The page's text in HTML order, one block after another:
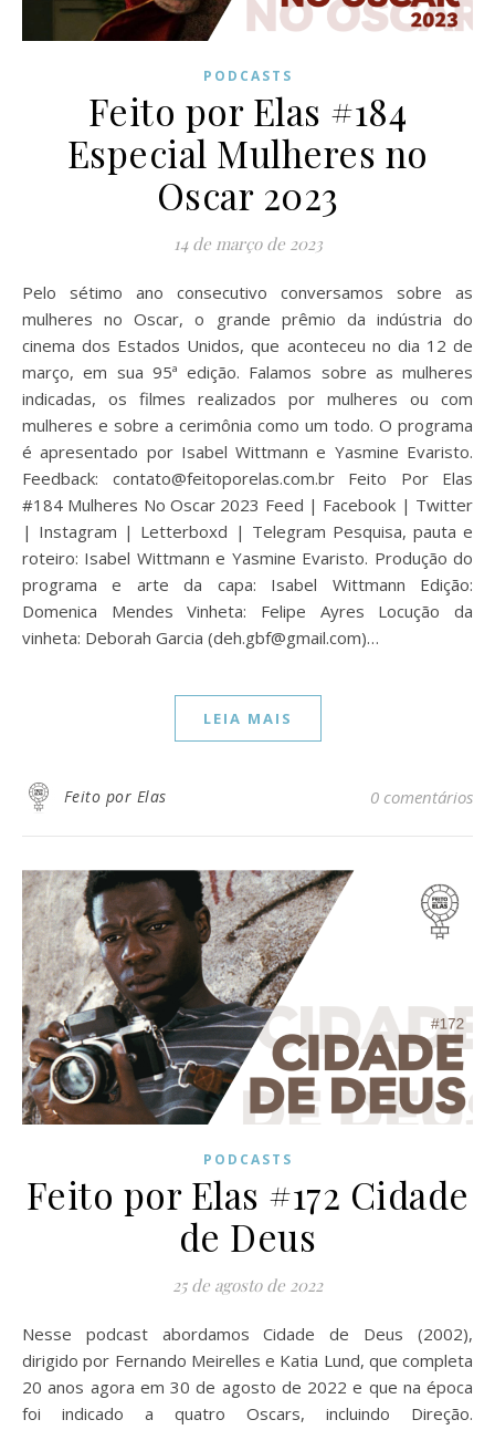
PODCASTS
Feito por Elas #184
Especial Mulheres no
Oscar 2023
14 de março de 2023
Pelo sétimo ano consecutivo conversamos sobre as
mulheres no Oscar, o grande prêmio da indústria do
cinema dos Estados Unidos, que aconteceu no dia 12 de
março, em sua 95ª edição. Falamos sobre as mulheres
indicadas, os filmes realizados por mulheres ou com
mulheres e sobre a cerimônia como um todo. O programa
é apresentado por Isabel Wittmann e Yasmine Evaristo.
Feedback: contato@feitoporelas.com.br Feito Por Elas
#184 Mulheres No Oscar 2023 Feed | Facebook | Twitter
| Instagram | Letterboxd | Telegram Pesquisa, pauta e
roteiro: Isabel Wittmann e Yasmine Evaristo. Produção do
programa e arte da capa: Isabel Wittmann Edição:
Domenica Mendes Vinheta: Felipe Ayres Locução da
vinheta: Deborah Garcia (deh.gbf@gmail.com)…
LEIA MAIS
Feito por Elas 0 comentários
PODCASTS
Feito por Elas #172 Cidade
de Deus
25 de agosto de 2022
Nesse podcast abordamos Cidade de Deus (2002),
dirigido por Fernando Meirelles e Katia Lund, que completa
20 anos agora em 30 de agosto de 2022 e que na época
foi indicado a quatro Oscars, incluindo Direção.